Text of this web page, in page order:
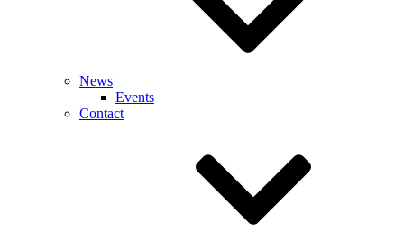
News
Events
Contact